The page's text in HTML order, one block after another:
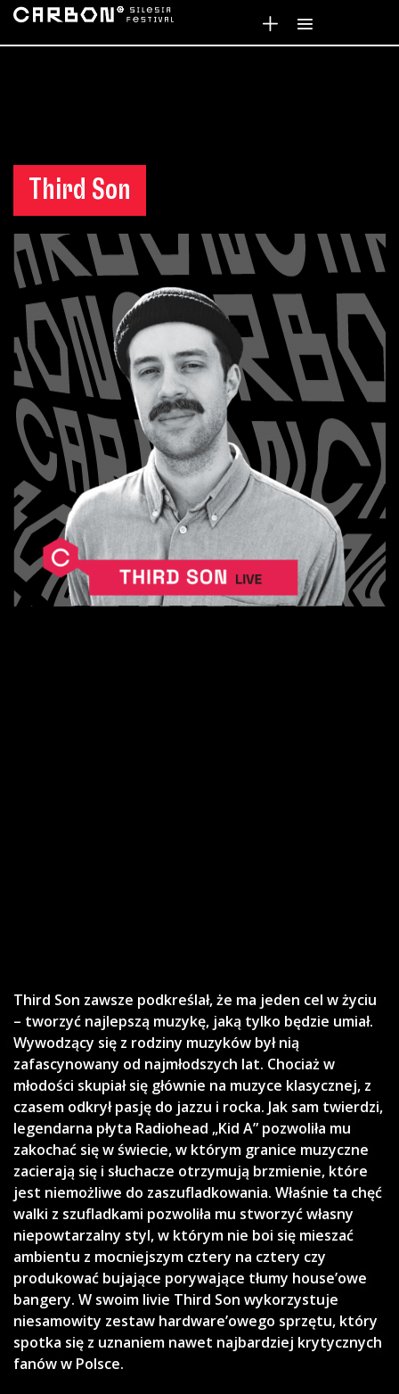
Third Son
Third Son zawsze podkreślał, że ma jeden cel w życiu
– tworzyć najlepszą muzykę, jaką tylko będzie umiał.
Wywodzący się z rodziny muzyków był nią
zafascynowany od najmłodszych lat. Chociaż w
młodości skupiał się głównie na muzyce klasycznej, z
czasem odkrył pasję do jazzu i rocka. Jak sam twierdzi,
legendarna płyta Radiohead „Kid A” pozwoliła mu
zakochać się w świecie, w którym granice muzyczne
zacierają się i słuchacze otrzymują brzmienie, które
jest niemożliwe do zaszufladkowania. Właśnie ta chęć
walki z szufladkami pozwoliła mu stworzyć własny
niepowtarzalny styl, w którym nie boi się mieszać
ambientu z mocniejszym cztery na cztery czy
produkować bujające porywające tłumy house’owe
bangery. W swoim livie Third Son wykorzystuje
niesamowity zestaw hardware’owego sprzętu, który
spotka się z uznaniem nawet najbardziej krytycznych
fanów w Polsce.